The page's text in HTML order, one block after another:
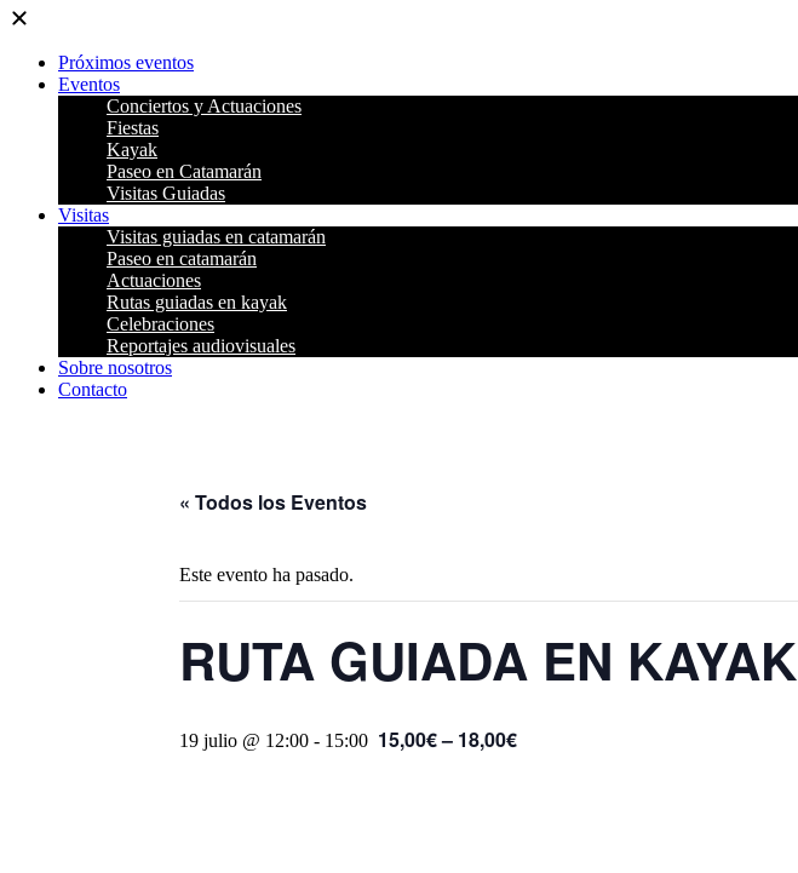
Próximos eventos
Eventos
Conciertos y Actuaciones
Fiestas
Kayak
Paseo en Catamarán
Visitas Guiadas
Visitas
Visitas guiadas en catamarán
Paseo en catamarán
Actuaciones
Rutas guiadas en kayak
Celebraciones
Reportajes audiovisuales
Sobre nosotros
Contacto
« Todos los Eventos
Este evento ha pasado.
RUTA GUIADA EN KAYAK
19 julio @ 12:00 - 15:00 15,00€ – 18,00€